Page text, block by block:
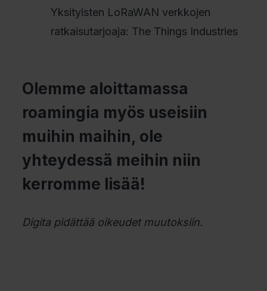
Yksityisten LoRaWAN verkkojen
ratkaisutarjoaja: The Things Industries
Olemme aloittamassa
roamingia myös useisiin
muihin maihin, ole
yhteydessä meihin niin
kerromme lisää!
Digita pidättää oikeudet muutoksiin.